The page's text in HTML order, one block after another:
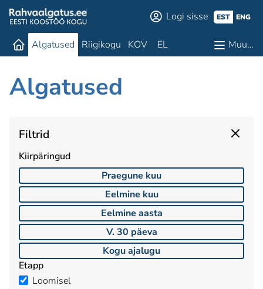
Logi sisse EST ENG
Algatused Riigikogu KOV EL Muu…
Algatused
Filtrid
Kiirpäringud
Praegune kuu
Eelmine kuu
Eelmine aasta
V. 30 päeva
Kogu ajalugu
Etapp
Loomisel